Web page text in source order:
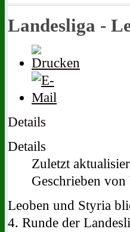
Landesliga -
Details
Details
Zuletzt
Geschrieben
Leoben und Styria
4. Runde der